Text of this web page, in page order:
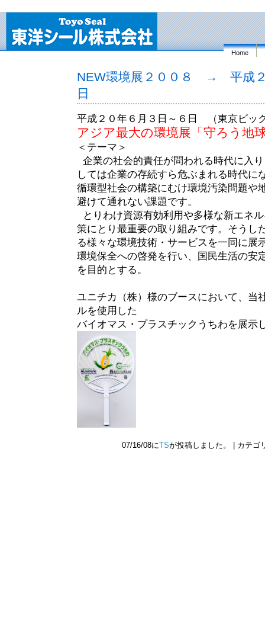
Home
NEW環境展２００８ → 平成２
日
平成２０年６月３日～６日 （東京ビッ
アジア最大の環境展「守ろう地
＜テーマ＞
企業の社会的責任が問われる時代に入
しては企業の存続すら危ぶまれる時代に
循環型社会の構築にむけ環境汚染問題や
避けて通れない課題です。
とりわけ資源有効利用や多様な新エネ
策にとり最重要の取り組みです。そうし
る様々な環境技術・サービスを一同に展
環境保全への啓発を行い、国民生活の安
を目的とする。
ユニチカ（株）様のブースにおいて、当
ルを使用した
バイオマス・プラスチックうちわを展示
07/16/08にTSが投稿しました。 | カテゴ